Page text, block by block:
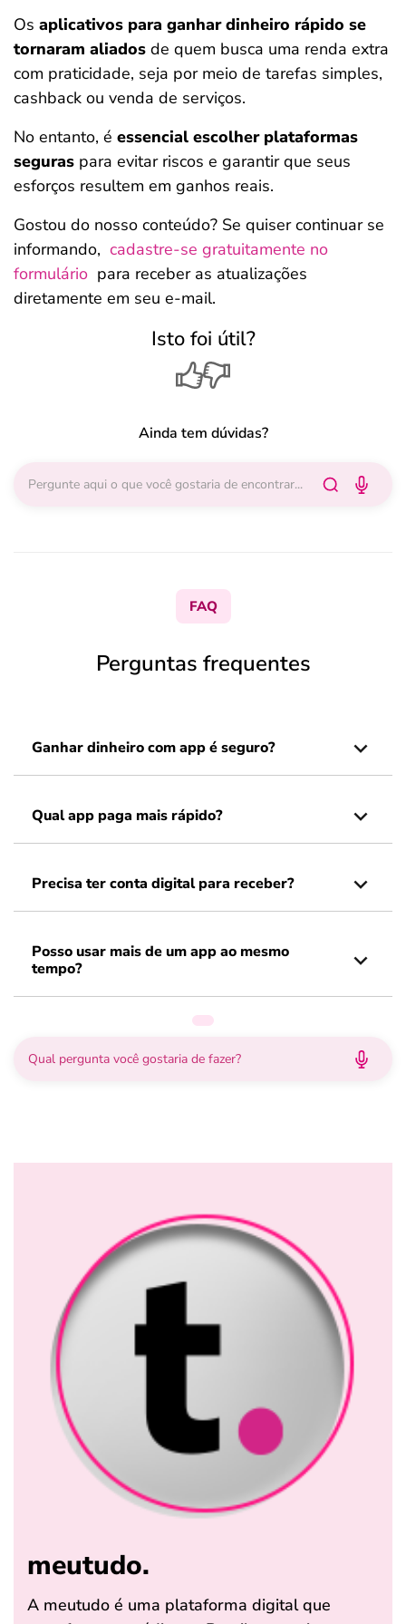
Os aplicativos para ganhar dinheiro rápido se
tornaram aliados de quem busca uma renda extra
com praticidade, seja por meio de tarefas simples,
cashback ou venda de serviços.
No entanto, é essencial escolher plataformas
seguras para evitar riscos e garantir que seus
esforços resultem em ganhos reais.
Gostou do nosso conteúdo? Se quiser continuar se
informando, cadastre-se gratuitamente no
formulário para receber as atualizações
diretamente em seu e-mail.
Isto foi útil?
Ainda tem dúvidas?
FAQ
Perguntas frequentes
Ganhar dinheiro com app é seguro?
Qual app paga mais rápido?
Precisa ter conta digital para receber?
Posso usar mais de um app ao mesmo
tempo?
meutudo.
A meutudo é uma plataforma digital que